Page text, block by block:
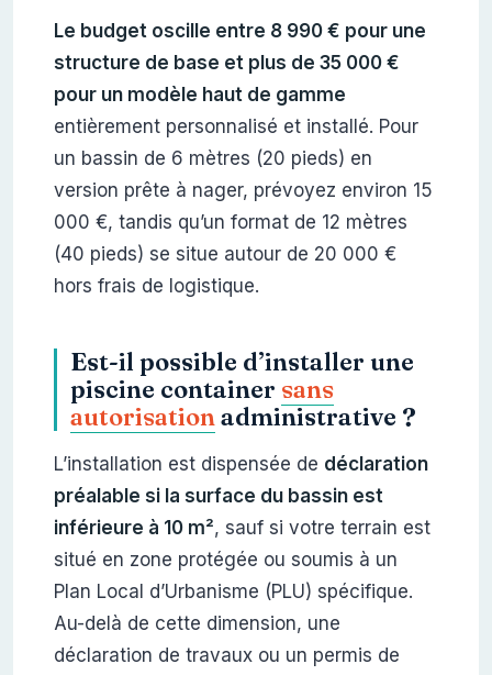
Le budget oscille entre 8 990 € pour une
structure de base et plus de 35 000 €
pour un modèle haut de gamme
entièrement personnalisé et installé. Pour
un bassin de 6 mètres (20 pieds) en
version prête à nager, prévoyez environ 15
000 €, tandis qu’un format de 12 mètres
(40 pieds) se situe autour de 20 000 €
hors frais de logistique.
Est-il possible d’installer une
piscine container sans
autorisationadministrative ?
L’installation est dispensée de déclaration
préalable si la surface du bassin est
inférieure à 10 m², sauf si votre terrain est
situé en zone protégée ou soumis à un
Plan Local d’Urbanisme (PLU) spécifique.
Au-delà de cette dimension, une
déclaration de travaux ou un permis de